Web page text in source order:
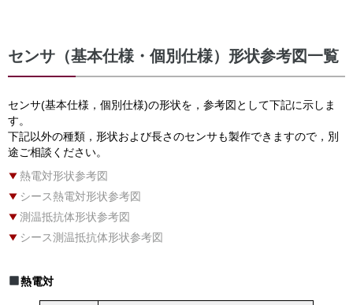
センサ（基本仕様・個別仕様）形状参考図一覧
センサ(基本仕様，個別仕様)の形状を，参考図として下記に示しま
す。
下記以外の種類，形状および長さのセンサも製作できますので，別
途ご相談ください。
熱電対形状参考図
シース熱電対形状参考図
測温抵抗体形状参考図
シース測温抵抗体形状参考図
熱電対